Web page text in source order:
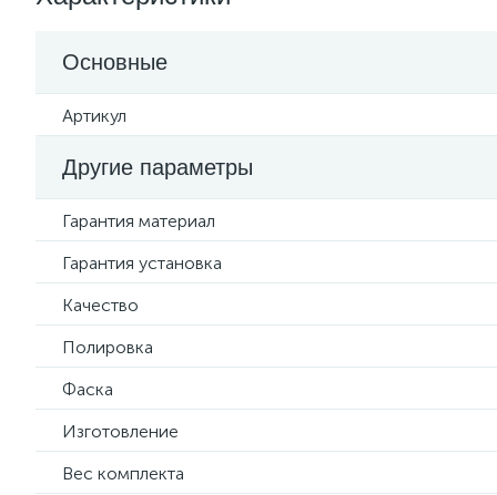
Основные
Артикул
Другие параметры
Гарантия материал
Гарантия установка
Качество
Полировка
Фаска
Изготовление
Вес комплекта